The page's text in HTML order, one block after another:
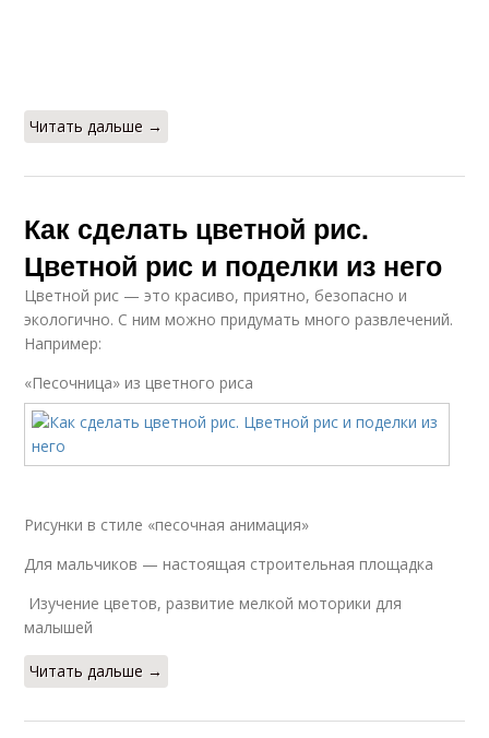
Читать дальше →
Как сделать цветной рис.
Цветной рис и поделки из него
Цветной рис — это красиво, приятно, безопасно и
экологично. С ним можно придумать много развлечений.
Например:
«Песочница» из цветного риса
Рисунки в стиле «песочная анимация»
Для мальчиков — настоящая строительная площадка
Изучение цветов, развитие мелкой моторики для
малышей
Читать дальше →